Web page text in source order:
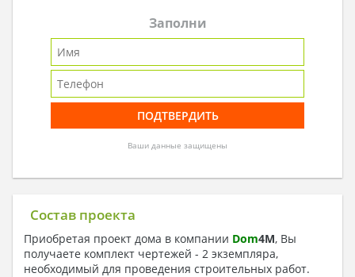
Заполни
Ваши данные защищены
Состав проекта
Приобретая проект дома в компании Dom4M, Вы
получаете комплект чертежей - 2 экземпляра,
необходимый для проведения строительных работ.